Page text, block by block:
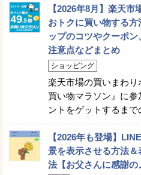
【2026年8月】楽天
おトクに買い物する
ップのコツやクーポン
注意点などまとめ
ショッピング
楽天市場の買いまわ
買い物マラソン』に
ントをゲットするまで
【2026年も登場】
景を表示させる方法
法【お父さんに感謝の